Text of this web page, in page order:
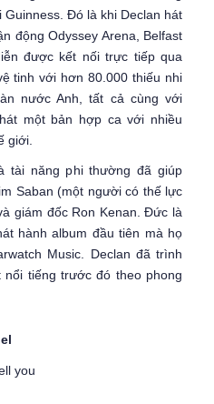
Đó là khi Declan hát
động Odyssey Arena, Belfast
được kết nối trực tiếp qua
tinh với hơn 80.000 thiếu nhi
nước Anh, tất cả cùng với
một bản hợp ca với nhiều
giới.
tài năng phi thường đã giúp
Saban (một người có thế lực
giám đốc Ron Kenan. Đức là
hành album đầu tiên mà họ
Music. Declan đã trình
tiếng trước đó theo phong
you